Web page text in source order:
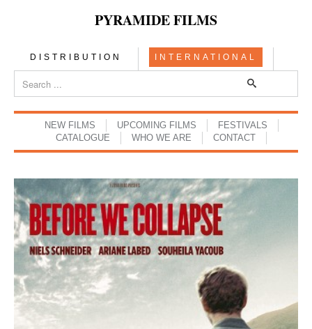
PYRAMIDE FILMS
DISTRIBUTION INTERNATIONAL
NEW FILMS UPCOMING FILMS
FESTIVALS
CATALOGUE
WHO WE ARE CONTACT